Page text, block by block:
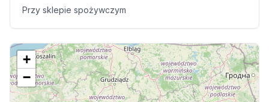
Przy sklepie spożywczym
+
−